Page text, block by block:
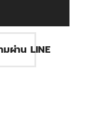
ผ่าน LINE